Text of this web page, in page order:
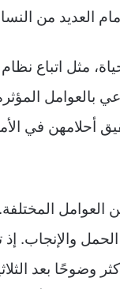
العديد من
مثل اتباع نظام
بالعوامل
أحلامهن في
العوامل
والإنجاب.
وضوحًا بعد